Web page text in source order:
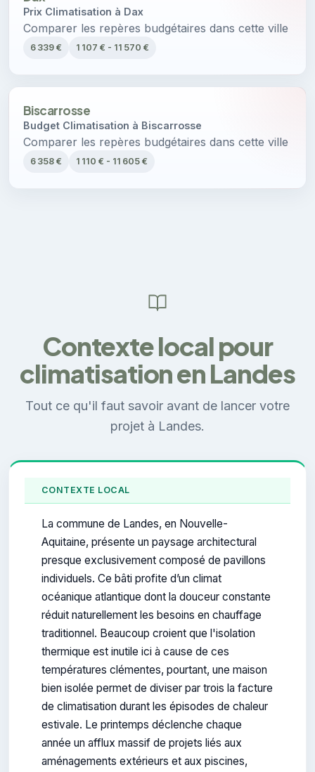
Prix Climatisation à Dax
Comparer les repères budgétaires dans cette ville
6 339 € 1 107 € - 11 570 €
Biscarrosse
Budget Climatisation à Biscarrosse
Comparer les repères budgétaires dans cette ville
6 358 € 1 110 € - 11 605 €
Contexte local pour
climatisation en Landes
Tout ce qu'il faut savoir avant de lancer votre
projet à Landes.
CONTEXTE LOCAL
La commune de Landes, en Nouvelle-
Aquitaine, présente un paysage architectural
presque exclusivement composé de pavillons
individuels. Ce bâti profite d’un climat
océanique atlantique dont la douceur constante
réduit naturellement les besoins en chauffage
traditionnel. Beaucoup croient que l'isolation
thermique est inutile ici à cause de ces
températures clémentes, pourtant, une maison
bien isolée permet de diviser par trois la facture
de climatisation durant les épisodes de chaleur
estivale. Le printemps déclenche chaque
année un afflux massif de projets liés aux
aménagements extérieurs et aux piscines,